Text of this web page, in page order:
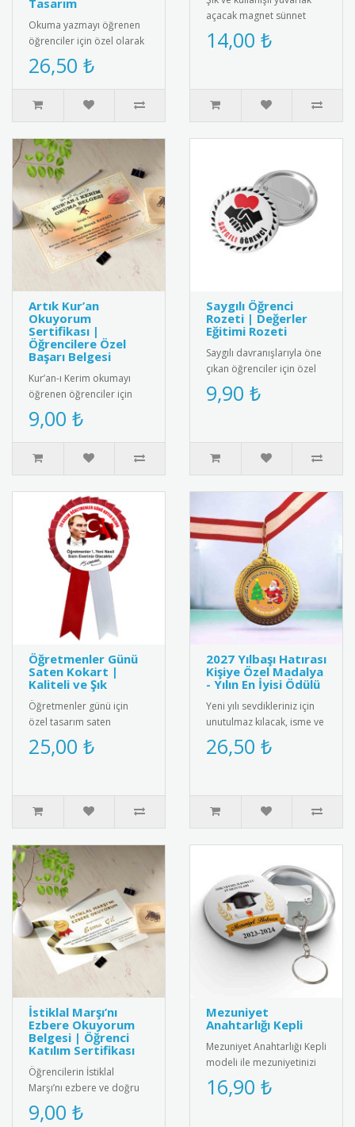
Tasarım
Okuma yazmayı öğrenen
öğrenciler için özel olarak
hazırlanan isimli artık
okuyorum madalyası.
Öğrenc..
26,50 ₺
açacak magnet sünnet
hediyesi. Yüksek kaliteli
mıknatıs ve paslanmaz
14,00 ₺
Artık Kur’an
Okuyorum
Sertifikası |
Öğrencilere Özel
Başarı Belgesi
Kur’an-ı Kerim okumayı
öğrenen öğrenciler için
anlamlı ve şık bir başarı
belgesi. Sınıf içi törenler..
9,00 ₺
Saygılı Öğrenci
Rozeti | Değerler
Eğitimi Rozeti
Saygılı davranışlarıyla öne
çıkan öğrenciler için özel
tasarım rozet. Okulda
olumlu davranışları pek..
9,90 ₺
Öğretmenler Günü
Saten Kokart |
Kaliteli ve Şık
Öğretmenler günü için
özel tasarım saten
kokart."24 Kasım
Öğretmenler Günü" yazılı
25,00 ₺
2027 Yılbaşı Hatırası
Kişiye Özel Madalya
- Yılın En İyisi Ödülü
Yeni yılı sevdikleriniz için
unutulmaz kılacak, isme ve
aileye özel olarak
tasarlanan "2025 Yılbaşı ..
26,50 ₺
İstiklal Marşı’nı
Ezbere Okuyorum
Belgesi | Öğrenci
Katılım Sertifikası
Öğrencilerin İstiklal
Marşı’nı ezbere ve doğru
şekilde okumalarını teşvik
etmek amacıyla hazırlanan
9,00 ₺
Mezuniyet
Anahtarlığı Kepli
Mezuniyet Anahtarlığı Kepli
modeli ile mezuniyetinizi
unutulmaz kılın! Şık
tasarımıyla yıllarca sakl..
16,90 ₺